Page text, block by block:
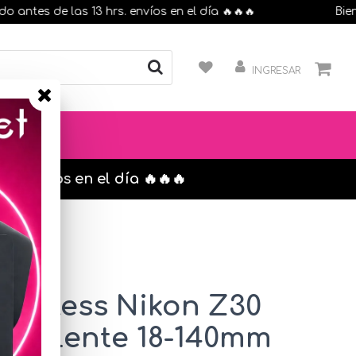
de las 13 hrs. envíos en el día 🔥🔥🔥
INGRESAR
envíos en el día 🔥🔥🔥
Nikon Z30
Lente 18-140mm